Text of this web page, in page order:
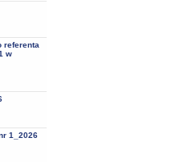
referenta
w
1_2026